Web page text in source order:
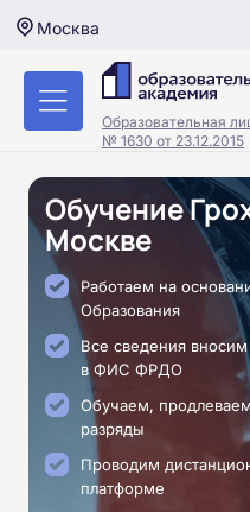
Москва
Образовательная
№ 1630 от 23.12.2015
Обучение
Москве
Работаем на
Образования
Все сведения вносим
в ФИС ФРДО
Обучаем,
разряды
Проводим
платформе